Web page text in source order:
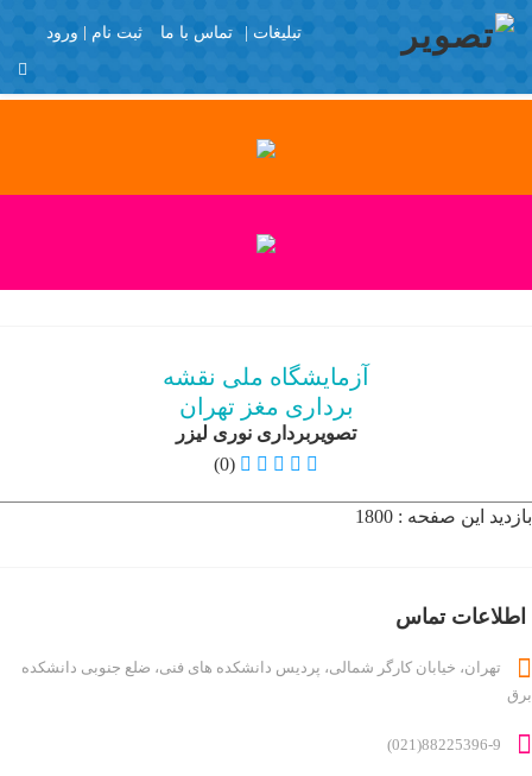
منو
Join Us
تصویربرداری
پروفایل عمومی
تبلیغات
تماس با ما
لیست قیمت ها
ورود ثبت نام تماس با ما تبلیغات |
آزمایشگاه ملی نقشه
برداری مغز تهران
تصویربرداری نوری لیزر
(0)
بازدید این صفحه : 1800
اطلاعات تماس
تهران، خیابان کارگر شمالی، پردیس دانشکده های فنی، ضلع جنوبی دانشکده
برق
88225396-9(021)